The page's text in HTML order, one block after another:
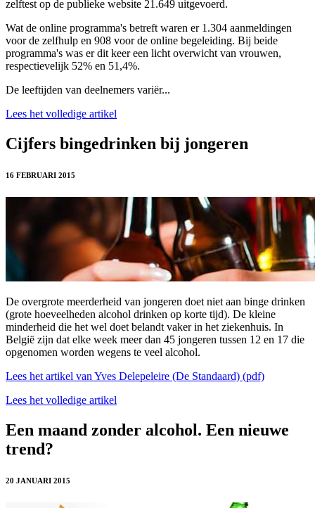
zelftest op de publieke website 21.649 uitgevoerd.
Wat de online programma's betreft waren er 1.304 aanmeldingen
voor de zelfhulp en 908 voor de online begeleiding. Bij beide
programma's was er dit keer een licht overwicht van vrouwen,
respectievelijk 52% en 51,4%.
De leeftijden van deelnemers variër...
Lees het volledige artikel
Cijfers bingedrinken bij jongeren
16 FEBRUARI 2015
De overgrote meerderheid van jongeren doet niet aan binge drinken
(grote hoeveelheden alcohol drinken op korte tijd). De kleine
minderheid die het wel doet belandt vaker in het ziekenhuis. In
België zijn dat elke week meer dan 45 jongeren tussen 12 en 17 die
opgenomen worden wegens te veel alcohol.
Lees het artikel van Yves Delepeleire (De Standaard) (pdf)
Lees het volledige artikel
Een maand zonder alcohol. Een nieuwe
trend?
20 JANUARI 2015